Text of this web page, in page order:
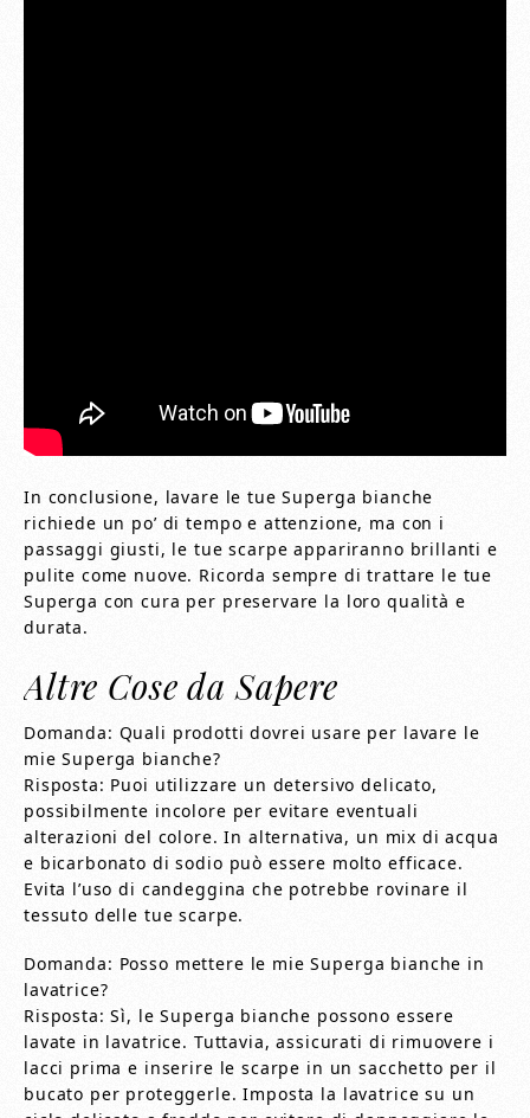
In conclusione, lavare le tue Superga bianche
richiede un po’ di tempo e attenzione, ma con i
passaggi giusti, le tue scarpe appariranno brillanti e
pulite come nuove. Ricorda sempre di trattare le tue
Superga con cura per preservare la loro qualità e
durata.
Altre Cose da Sapere
Domanda: Quali prodotti dovrei usare per lavare le
mie Superga bianche?
Risposta: Puoi utilizzare un detersivo delicato,
possibilmente incolore per evitare eventuali
alterazioni del colore. In alternativa, un mix di acqua
e bicarbonato di sodio può essere molto efficace.
Evita l’uso di candeggina che potrebbe rovinare il
tessuto delle tue scarpe.
Domanda: Posso mettere le mie Superga bianche in
lavatrice?
Risposta: Sì, le Superga bianche possono essere
lavate in lavatrice. Tuttavia, assicurati di rimuovere i
lacci prima e inserire le scarpe in un sacchetto per il
bucato per proteggerle. Imposta la lavatrice su un